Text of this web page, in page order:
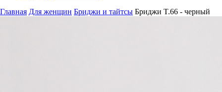
Главная Для женщин Бриджи и тайтсы Бриджи T.66 - черный